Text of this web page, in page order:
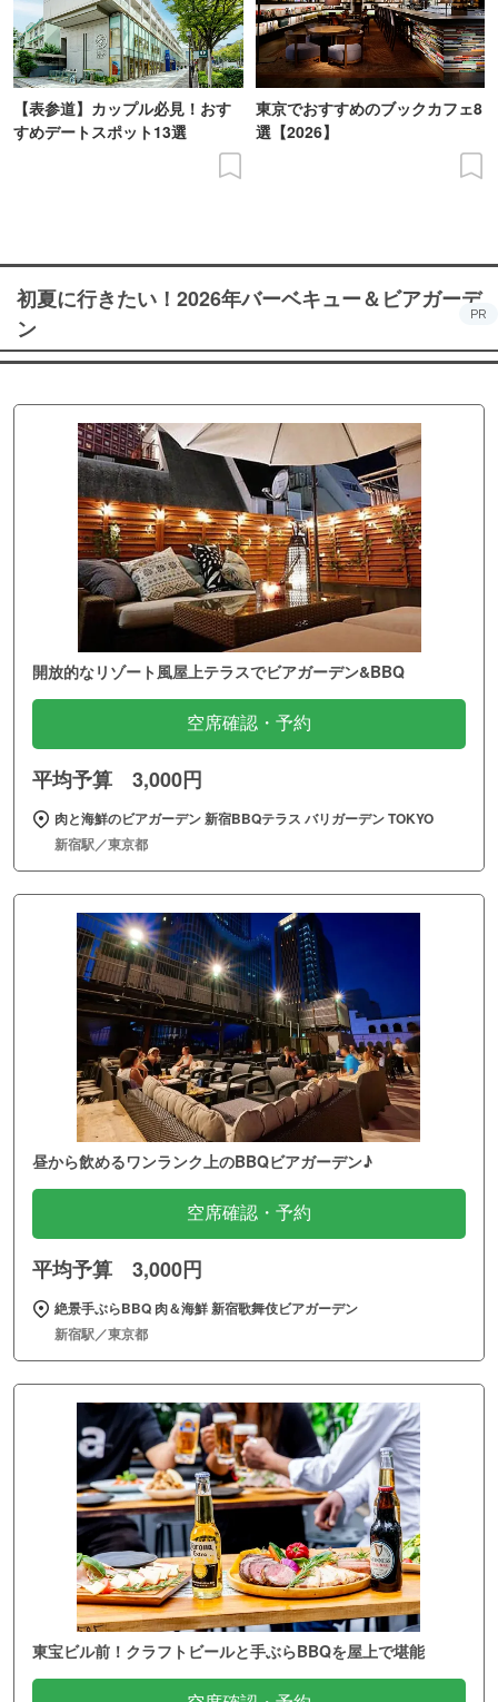
【表参道】カップル必見！おす
すめデートスポット13選
東京でおすすめのブックカフェ8
選【2026】
初夏に行きたい！2026年バーベキュー＆ビアガーデ
ン
PR
開放的なリゾート風屋上テラスでビアガーデン&BBQ
空席確認・予約
平均予算 3,000円
肉と海鮮のビアガーデン 新宿BBQテラス バリガーデン TOKYO
新宿駅／東京都
昼から飲めるワンランク上のBBQビアガーデン♪
空席確認・予約
平均予算 3,000円
絶景手ぶらBBQ 肉＆海鮮 新宿歌舞伎ビアガーデン
新宿駅／東京都
東宝ビル前！クラフトビールと手ぶらBBQを屋上で堪能